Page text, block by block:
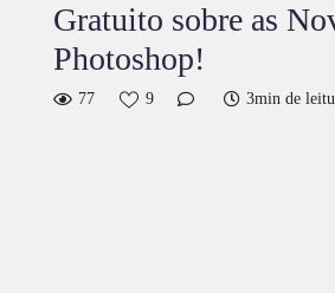
Gratuito sobre as
Photoshop!
77 9 3min de